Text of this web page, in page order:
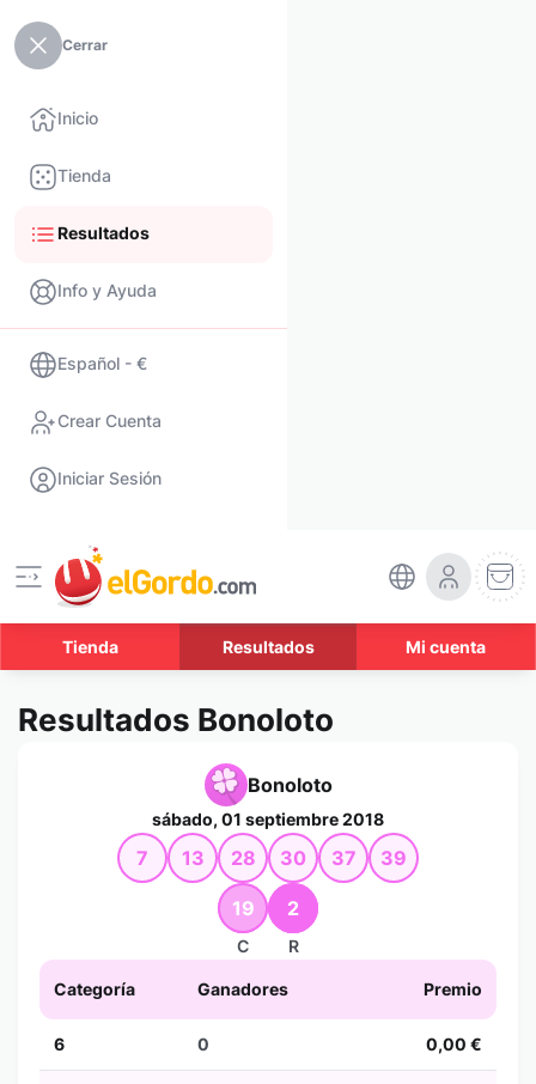
Cerrar
Inicio
Tienda
Resultados
Info y Ayuda
Español - €
Crear Cuenta
Iniciar Sesión
Tienda Resultados Mi cuenta
Resultados Bonoloto
Bonoloto
sábado, 01 septiembre 2018
7 13 28 30 37 39
19
C
2
R
Categoría Ganadores Premio
6 0 0,00 €